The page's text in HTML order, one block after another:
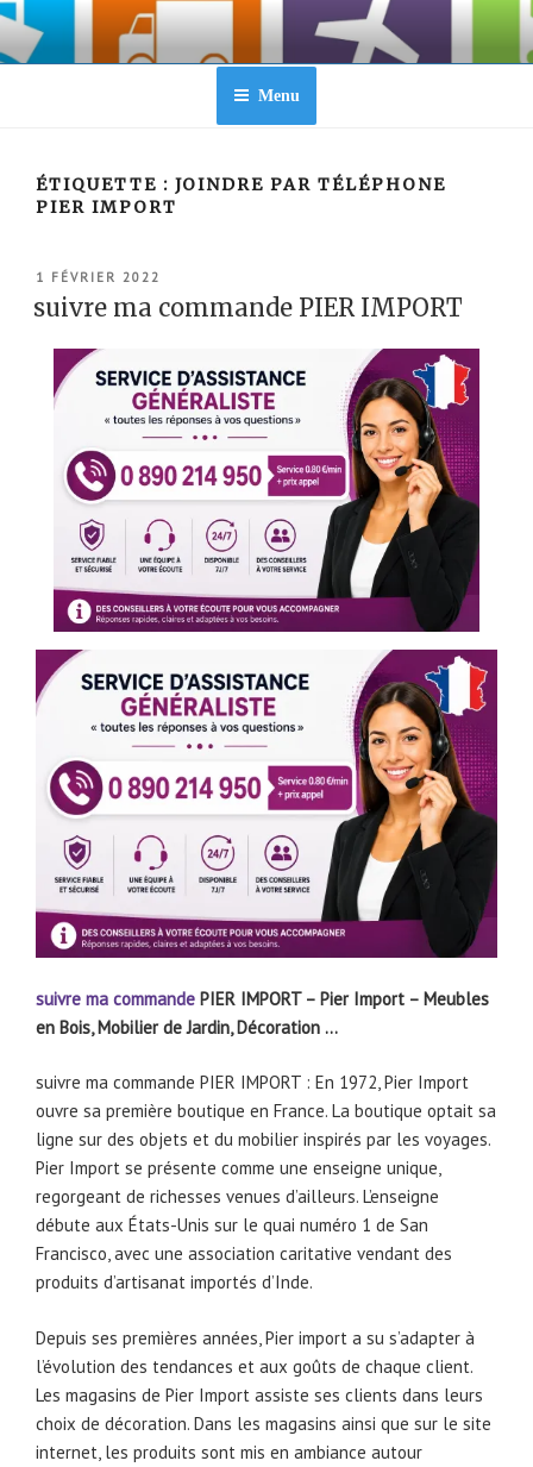
Aller
contenu
Menu
ÉTIQUETTE : JOINDRE PAR TÉLÉPHONE
PIER IMPORT
PUBLIÉ
1 FÉVRIER 2022
suivre ma commande PIER IMPORT
suivre ma commande PIER IMPORT – Pier Import – Meubles
en Bois, Mobilier de Jardin, Décoration …
suivre ma commande PIER IMPORT : En 1972, Pier Import
ouvre sa première boutique en France. La boutique optait sa
ligne sur des objets et du mobilier inspirés par les voyages.
Pier Import se présente comme une enseigne unique,
regorgeant de richesses venues d’ailleurs. L’enseigne
débute aux États-Unis sur le quai numéro 1 de San
Francisco, avec une association caritative vendant des
produits d’artisanat importés d’Inde.
Depuis ses premières années, Pier import a su s’adapter à
l’évolution des tendances et aux goûts de chaque client.
Les magasins de Pier Import assiste ses clients dans leurs
choix de décoration. Dans les magasins ainsi que sur le site
internet, les produits sont mis en ambiance autour